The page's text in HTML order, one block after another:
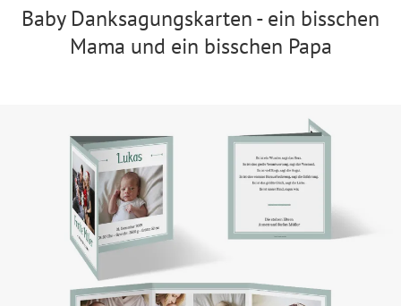
Baby Danksagungskarten - ein bisschen
Mama und ein bisschen Papa